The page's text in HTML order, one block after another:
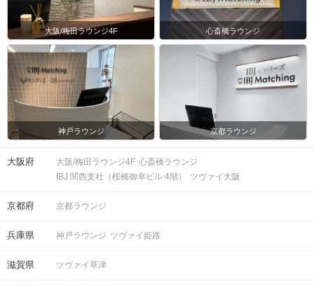
大阪/梅田ラウンジ4F 心斎橋ラウンジ
神戸ラウンジ 京都ラウンジ
大阪府 大阪/梅田ラウンジ4F 心斎橋ラウンジ
IBJ 関西支社（桜橋御幸ビル 4階）
ツヴァイ大阪
京都府 京都ラウンジ
兵庫県 神戸ラウンジ ツヴァイ姫路
滋賀県 ツヴァイ草津